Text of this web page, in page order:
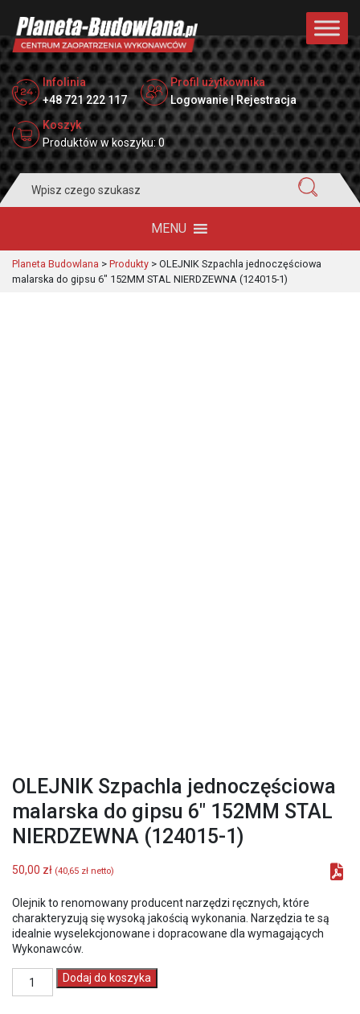
Infolinia
+48 721 222 117
Profil użytkownika
Logowanie | Rejestracja
Koszyk
Produktów w koszyku: 0
for:
MENU
Planeta Budowlana > Produkty > OLEJNIK Szpachla jednoczęściowa
malarska do gipsu 6″ 152MM STAL NIERDZEWNA (124015-1)
OLEJNIK Szpachla jednoczęściowa
malarska do gipsu 6″ 152MM STAL
NIERDZEWNA (124015-1)
50,00 zł (40,65 zł netto)
Olejnik to renomowany producent narzędzi ręcznych, które
charakteryzują się wysoką jakością wykonania. Narzędzia te są
idealnie wyselekcjonowane i dopracowane dla wymagających
Wykonawców.
OLEJNIK
Dodaj do koszyka